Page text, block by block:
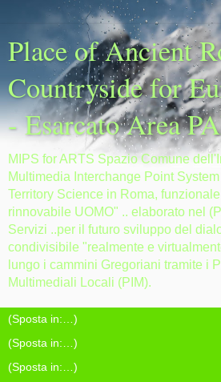
Place of Ancient
Countryside for
- Esarcato Area
MIPS for ARTS Spazio Comune
Multimedia Interchange Point
Territory Science in Roma,
rinnovabile UOMO" .. elaborato nel
Servizi ..per il futuro sviluppo del
condivisibile "realmente e
lungo i cammini Gregoriani tramite i
Multimediali Locali (PIM).